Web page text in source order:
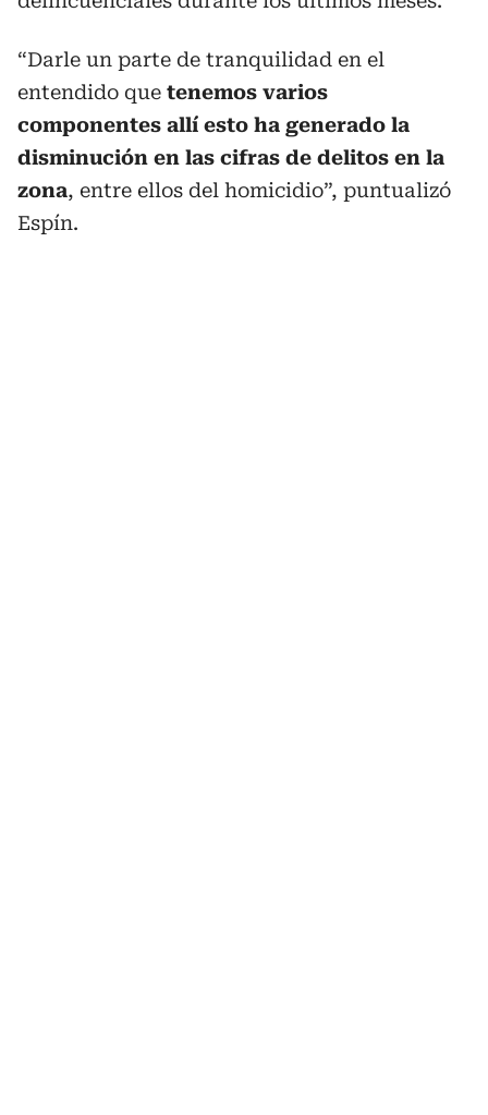
“Darle un parte de tranquilidad en el
entendido que tenemos varios
componentes allí esto ha generado la
disminución en las cifras de delitos en la
zona, entre ellos del homicidio”, puntualizó
Espín.